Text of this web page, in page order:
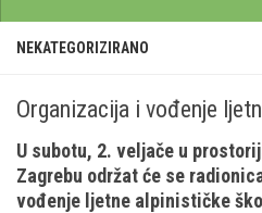
Kontakt
Plan izleta Sekcije društvenih izleta
Novosti u SDI-u
Izvješća SDI-a
Početna
Opća planinarska škola 9. 3. – 17.
Često postavljana pitanja
Visokogorska škola
NEKATEGORIZIRANO
Organizacija i vođenje
U subotu, 2. veljače u
Zagrebu održat će se
vođenje ljetne alpinističke